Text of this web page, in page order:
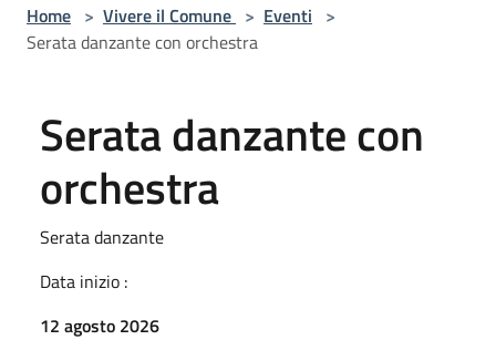
Home > Vivere il Comune > Eventi >
Serata danzante con orchestra
Serata danzante con
orchestra
Serata danzante
Data inizio :
12 agosto 2026